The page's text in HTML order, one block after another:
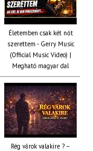
Életemben csak két nőt
szerettem - Gerry Music
(Official Music Video) |
Megható magyar dal
Rég várok valakire ? –